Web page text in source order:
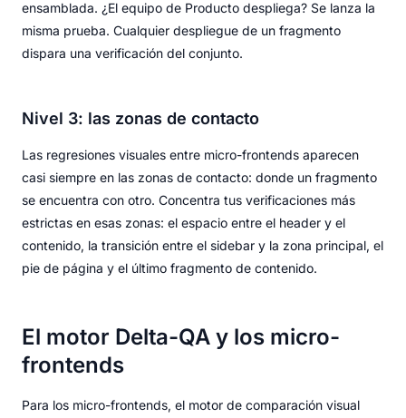
ensamblada. ¿El equipo de Producto despliega? Se lanza la
misma prueba. Cualquier despliegue de un fragmento
dispara una verificación del conjunto.
Nivel 3: las zonas de contacto
Las regresiones visuales entre micro-frontends aparecen
casi siempre en las zonas de contacto: donde un fragmento
se encuentra con otro. Concentra tus verificaciones más
estrictas en esas zonas: el espacio entre el header y el
contenido, la transición entre el sidebar y la zona principal, el
pie de página y el último fragmento de contenido.
El motor Delta-QA y los micro-
frontends
Para los micro-frontends, el motor de comparación visual